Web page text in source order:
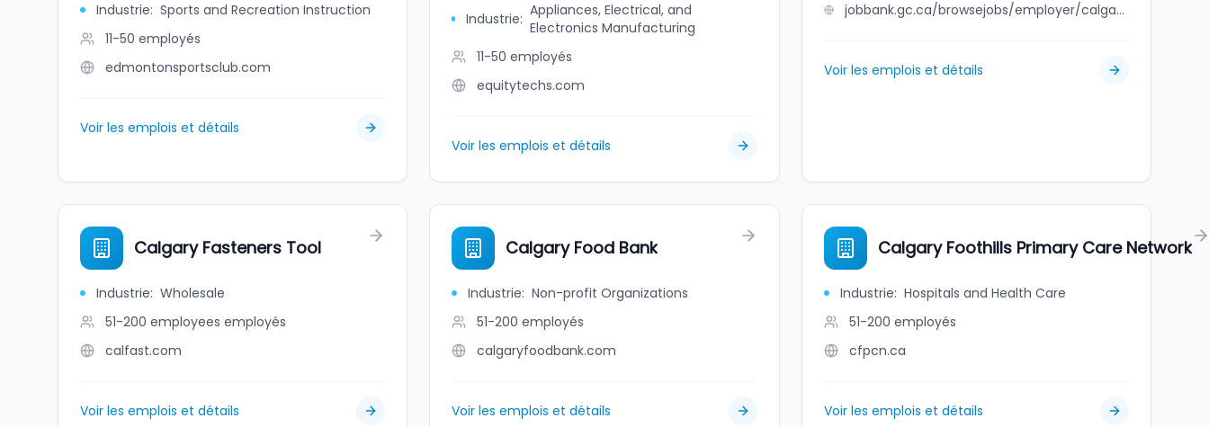
Industrie: Sports and Recreation Instruction
11-50 employés
edmontonsportsclub.com
Voir les emplois et détails
Industrie: Appliances, Electrical, and
Electronics Manufacturing
11-50 employés
equitytechs.com
Voir les emplois et détails
jobbank.gc.ca/browsejobs/employer/calgary+exteriors+ltd/ca
Voir les emplois et détails
Calgary Fasteners Tool
Industrie: Wholesale
51-200 employees employés
calfast.com
Voir les emplois et détails
Calgary Food Bank
Industrie: Non-profit Organizations
51-200 employés
calgaryfoodbank.com
Voir les emplois et détails
Calgary Foothills Primary Care Network
Industrie: Hospitals and Health Care
51-200 employés
cfpcn.ca
Voir les emplois et détails